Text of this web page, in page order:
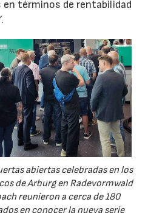
en términos de rentabilidad
abiertas celebradas en los
de Arburg en Radevormwald
reunieron a cerca de 180
en conocer la nueva serie